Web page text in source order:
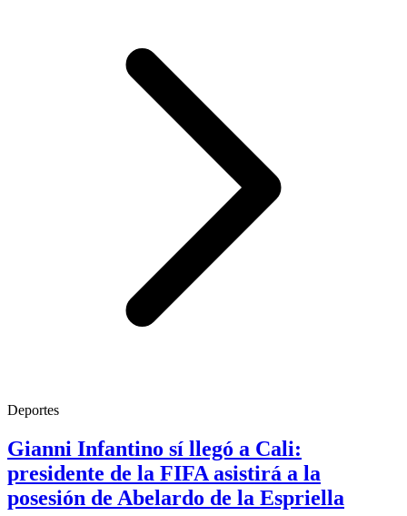
Deportes
Gianni Infantino sí llegó a Cali:
presidente de la FIFA asistirá a la
posesión de Abelardo de la Espriella